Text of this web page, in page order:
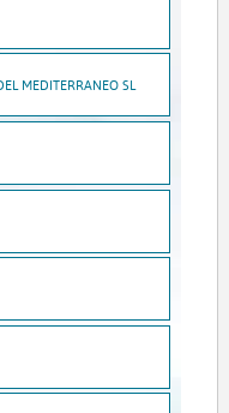
MEDITERRANEO SL